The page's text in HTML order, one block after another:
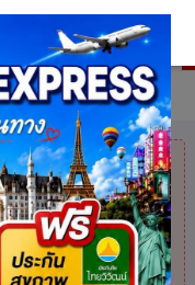
ดแล้วค่ะแต่ไม่
ายกันได้ที่